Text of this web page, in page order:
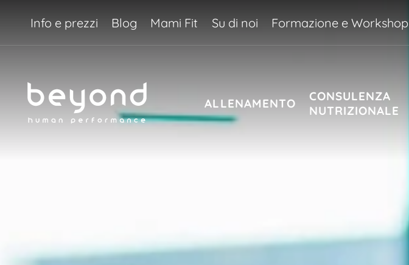
Info e prezzi Blog Mami Fit Su di noi Formazione e Workshop
ALLENAMENTO
CONSULENZA
NUTRIZIONALE